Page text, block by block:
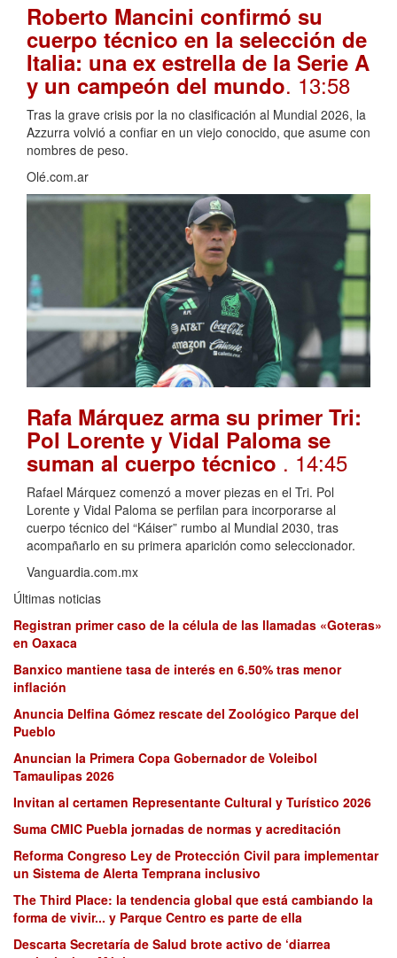
Roberto Mancini confirmó su
cuerpo técnico en la selección de
Italia: una ex estrella de la Serie A
y un campeón del mundo. 13:58
Tras la grave crisis por la no clasificación al Mundial 2026, la
Azzurra volvió a confiar en un viejo conocido, que asume con
nombres de peso.
Olé.com.ar
Rafa Márquez arma su primer Tri:
Pol Lorente y Vidal Paloma se
suman al cuerpo técnico . 14:45
Rafael Márquez comenzó a mover piezas en el Tri. Pol
Lorente y Vidal Paloma se perfilan para incorporarse al
cuerpo técnico del “Káiser” rumbo al Mundial 2030, tras
acompañarlo en su primera aparición como seleccionador.
Vanguardia.com.mx
Últimas noticias
Registran primer caso de la célula de las llamadas «Goteras»
en Oaxaca
Banxico mantiene tasa de interés en 6.50% tras menor
inflación
Anuncia Delfina Gómez rescate del Zoológico Parque del
Pueblo
Anuncian la Primera Copa Gobernador de Voleibol
Tamaulipas 2026
Invitan al certamen Representante Cultural y Turístico 2026
Suma CMIC Puebla jornadas de normas y acreditación
Reforma Congreso Ley de Protección Civil para implementar
un Sistema de Alerta Temprana inclusivo
The Third Place: la tendencia global que está cambiando la
forma de vivir... y Parque Centro es parte de ella
Descarta Secretaría de Salud brote activo de ‘diarrea